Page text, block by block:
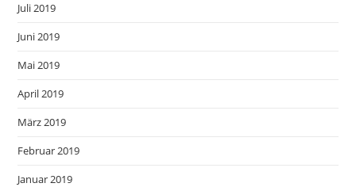
Juli 2019
Juni 2019
Mai 2019
April 2019
März 2019
Februar 2019
Januar 2019